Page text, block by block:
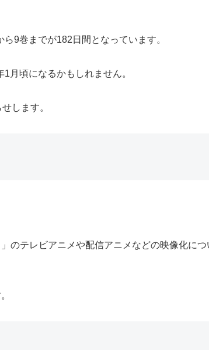
9巻までが182日間となっています。
月頃になるかもしれません。
します。
のテレビアニメや配信アニメなどの映像化につ